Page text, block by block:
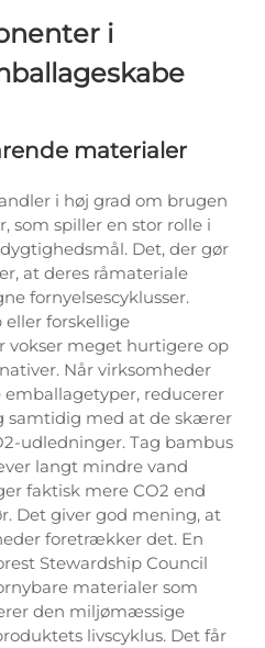
i
materialer
i høj grad om brugen
som spiller en stor rolle i
Det, der gør
at deres råmateriale
fornyelsescyklusser.
forskellige
vokser meget hurtigere op
Når virksomheder
reducerer
samtidig med at de skærer
udledninger. Tag bambus
langt mindre vand
faktisk mere CO2 end
Det giver god mening, at
foretrækker det. En
Stewardship Council
materialer som
den miljømæssige
livscyklus. Det får